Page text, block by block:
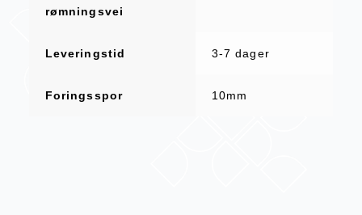
rømningsvei
Leveringstid 3-7 dager
Foringsspor 10mm